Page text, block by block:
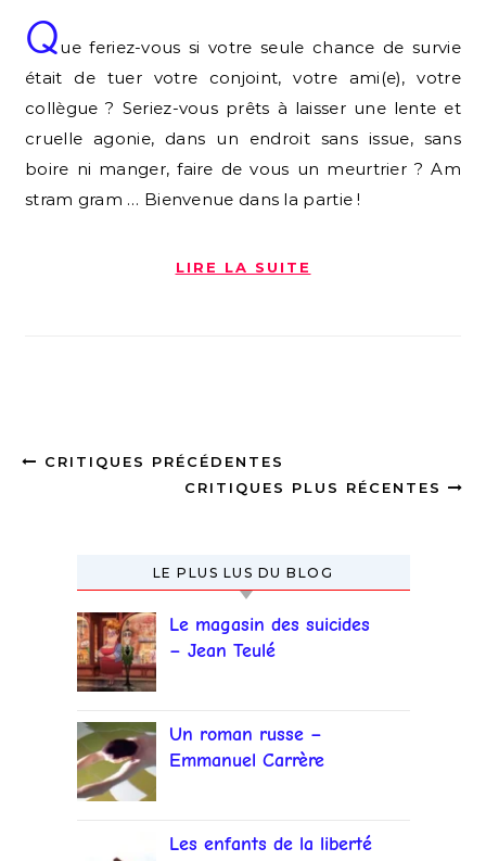
Que feriez-vous si votre seule chance de survie
était de tuer votre conjoint, votre ami(e), votre
collègue ? Seriez-vous prêts à laisser une lente et
cruelle agonie, dans un endroit sans issue, sans
boire ni manger, faire de vous un meurtrier ? Am
stram gram … Bienvenue dans la partie !
LIRE LA SUITE
CRITIQUES PRÉCÉDENTES
CRITIQUES PLUS RÉCENTES
LE PLUS LUS DU BLOG
Le magasin des suicides
– Jean Teulé
Un roman russe –
Emmanuel Carrère
Les enfants de la liberté